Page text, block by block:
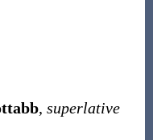
, superlative